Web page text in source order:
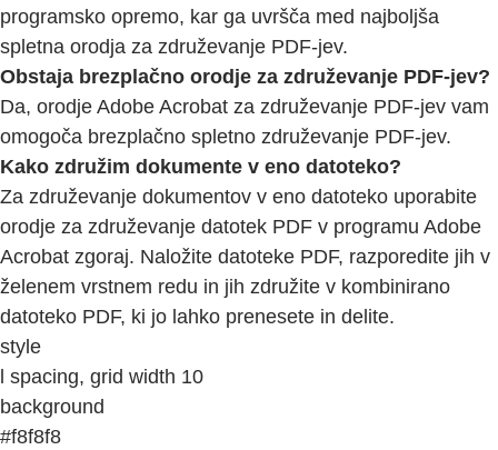
programsko opremo, kar ga uvršča med najboljša
spletna orodja za združevanje PDF-jev.
Obstaja brezplačno orodje za združevanje PDF-jev?
Da, orodje Adobe Acrobat za združevanje PDF-jev vam
omogoča brezplačno spletno združevanje PDF-jev.
Kako združim dokumente v eno datoteko?
Za združevanje dokumentov v eno datoteko uporabite
orodje za združevanje datotek PDF v programu Adobe
Acrobat zgoraj. Naložite datoteke PDF, razporedite jih v
želenem vrstnem redu in jih združite v kombinirano
datoteko PDF, ki jo lahko prenesete in delite.
style
l spacing, grid width 10
background
#f8f8f8